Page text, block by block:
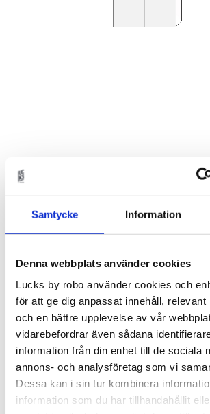
Samtycke Information
Denna webbplats använder cookies
Lucks by robo använder cookies och
för att ge dig anpassat innehåll, relevant
och en bättre upplevelse av vår
vidarebefordrar även sådana
information från din enhet till de sociala
annons- och analysföretag som vi
Dessa kan i sin tur kombinera
information som du har tillhandahållit
2 138
Antal
KÖP
Lagerstatus
Artikelnr
Ett par luckor med ram i modellen
"Ramses"lackade i valfri färg till
Metodstommar.